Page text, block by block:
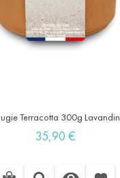
Terracotta 300g Lavandin
Prix
35,90 €